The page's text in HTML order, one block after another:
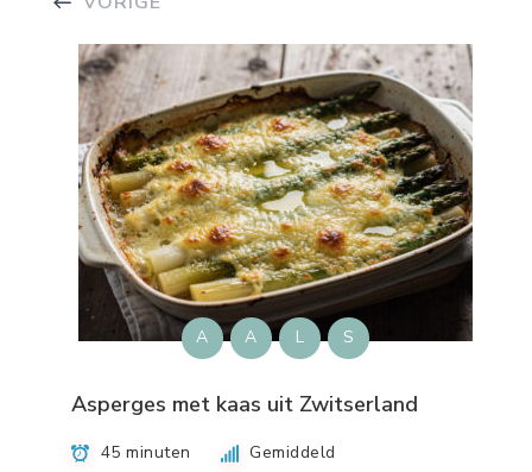
A A L S
Asperges met kaas uit Zwitserland
45 minuten Gemiddeld